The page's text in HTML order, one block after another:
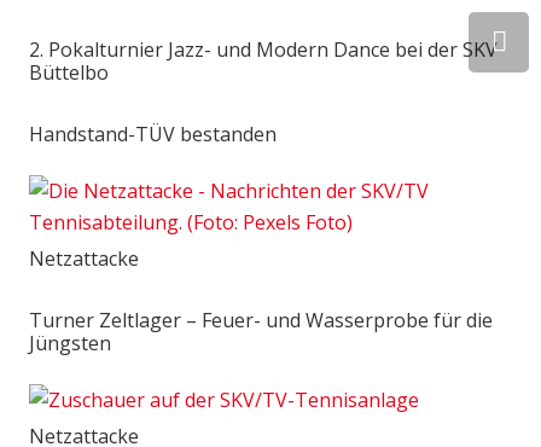
2. Pokalturnier Jazz- und Modern Dance bei der SKV
Büttelbo
Handstand-TÜV bestanden
Netzattacke
Turner Zeltlager – Feuer- und Wasserprobe für die
Jüngsten
Netzattacke